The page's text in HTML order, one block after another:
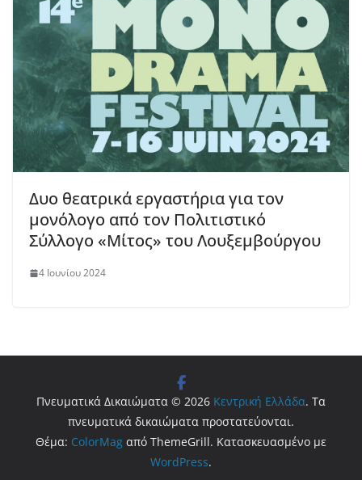
Δυο θεατρικά εργαστήρια για τον
μονόλογο από τον Πολιτιστικό
Σύλλογο «Μίτος» του Λουξεμβούργου
4 Ιουνίου 2024
Πνευματικά Δικαιώματα © 2026 Κεντρική Ελλάδα. Τα
πνευματικά δικαιώματα προστατεύονται.
Θέμα: ColorMag από ThemeGrill. Κατασκευασμένο με
WordPress.